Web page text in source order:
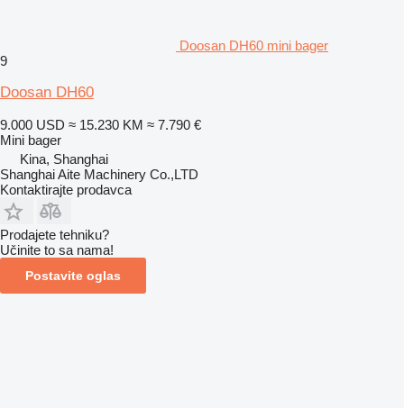
Doosan DH60 mini bager
9
Doosan DH60
9.000 USD ≈ 15.230 KM ≈ 7.790 €
Mini bager
Kina, Shanghai
Shanghai Aite Machinery Co.,LTD
Kontaktirajte prodavca
Prodajete tehniku?
Učinite to sa nama!
Postavite oglas